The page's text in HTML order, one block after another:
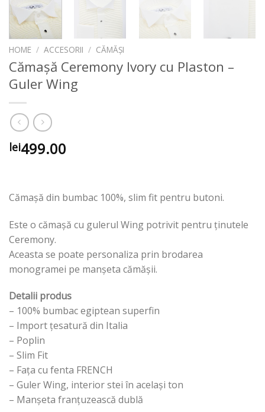
HOME / ACCESORII / CĂMĂȘI
Cămașă Ceremony Ivory cu Plaston –
Guler Wing
lei499.00
Cămașă din bumbac 100%, slim fit pentru butoni.
Este o cămașă cu gulerul Wing potrivit pentru ținutele
Ceremony.
Aceasta se poate personaliza prin brodarea
monogramei pe manșeta cămășii.
Detalii produs
– 100% bumbac egiptean superfin
– Import țesatură din Italia
– Poplin
– Slim Fit
– Fața cu fenta FRENCH
– Guler Wing, interior stei în același ton
– Manșeta franțuzească dublă